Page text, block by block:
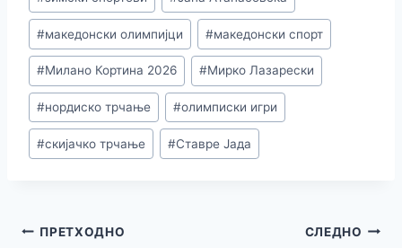
o
k
g
er
p
#македонски олимпијци #македонски спорт
#Милано Кортина 2026 #Мирко Лазарески
#нордиско трчање #олимписки игри
#скијачко трчање #Ставре Јада
ПРЕТХОДНО СЛЕДНО